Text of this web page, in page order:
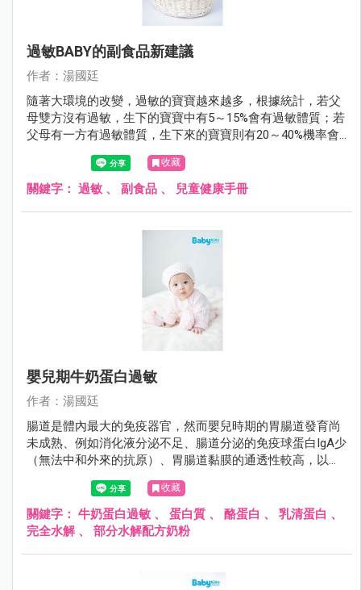
過敏BABY的副食品新建議
作者：湯國廷
隨著大環境的改變，過敏的寶寶越來越多，根據統計，若父
母雙方沒有過敏，生下的寶寶中有5～15%會有過敏體質；若
父母有一方有過敏體質，生下來的寶寶則有20～40%機率會
有過敏體質；若父母雙方都有過敏體質，生下的寶寶過敏的
機會則大增到40～80%。 收藏
關鍵字： 過敏 、 副食品 、 兒童健康手冊
嬰兒期牛奶蛋白過敏
作者：湯國廷
腸道是體內最大的免疫器官，然而嬰兒時期的胃腸道發育尚
未成熟、例如消化液分泌不足、腸道分泌的免疫球蛋白IgA少
（無法中和外來的抗原）、胃腸道黏膜的通透性較高，以上
的種種因素造成外來的過敏原很容易透過腸黏膜進入人體，
誘發過敏反應。
收藏
關鍵字： 牛奶蛋白過敏 、 蛋白質 、 酪蛋白 、 乳清蛋白 、
完全水解、 部分水解配方奶粉